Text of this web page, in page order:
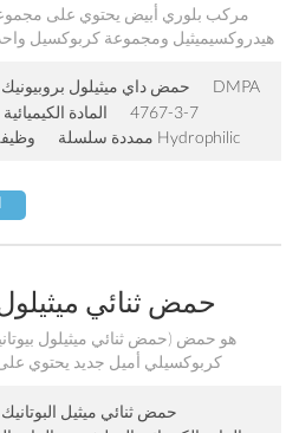
البروبيونيك CAS 4767-03-7
هيدروكسيميثيل ومجموعة كربوكسيل
المائي وأنظمة البوليمرات المائية
على إدخال مجموعات الكربوكسيل
التشتت في الماء بعد التعادل.
حمض داي ميثيلول بروبيونيك
DMPA
المادة
4767-3-7
ممددة سلسلة Hydrophilic
بيوتانيك | موسّع
كربوكسيلي أميل جديد يحتوي
تصنيع نظام بوليمري مائي والذي يمكن
حمض ثنائي ميثيل البوتانيك